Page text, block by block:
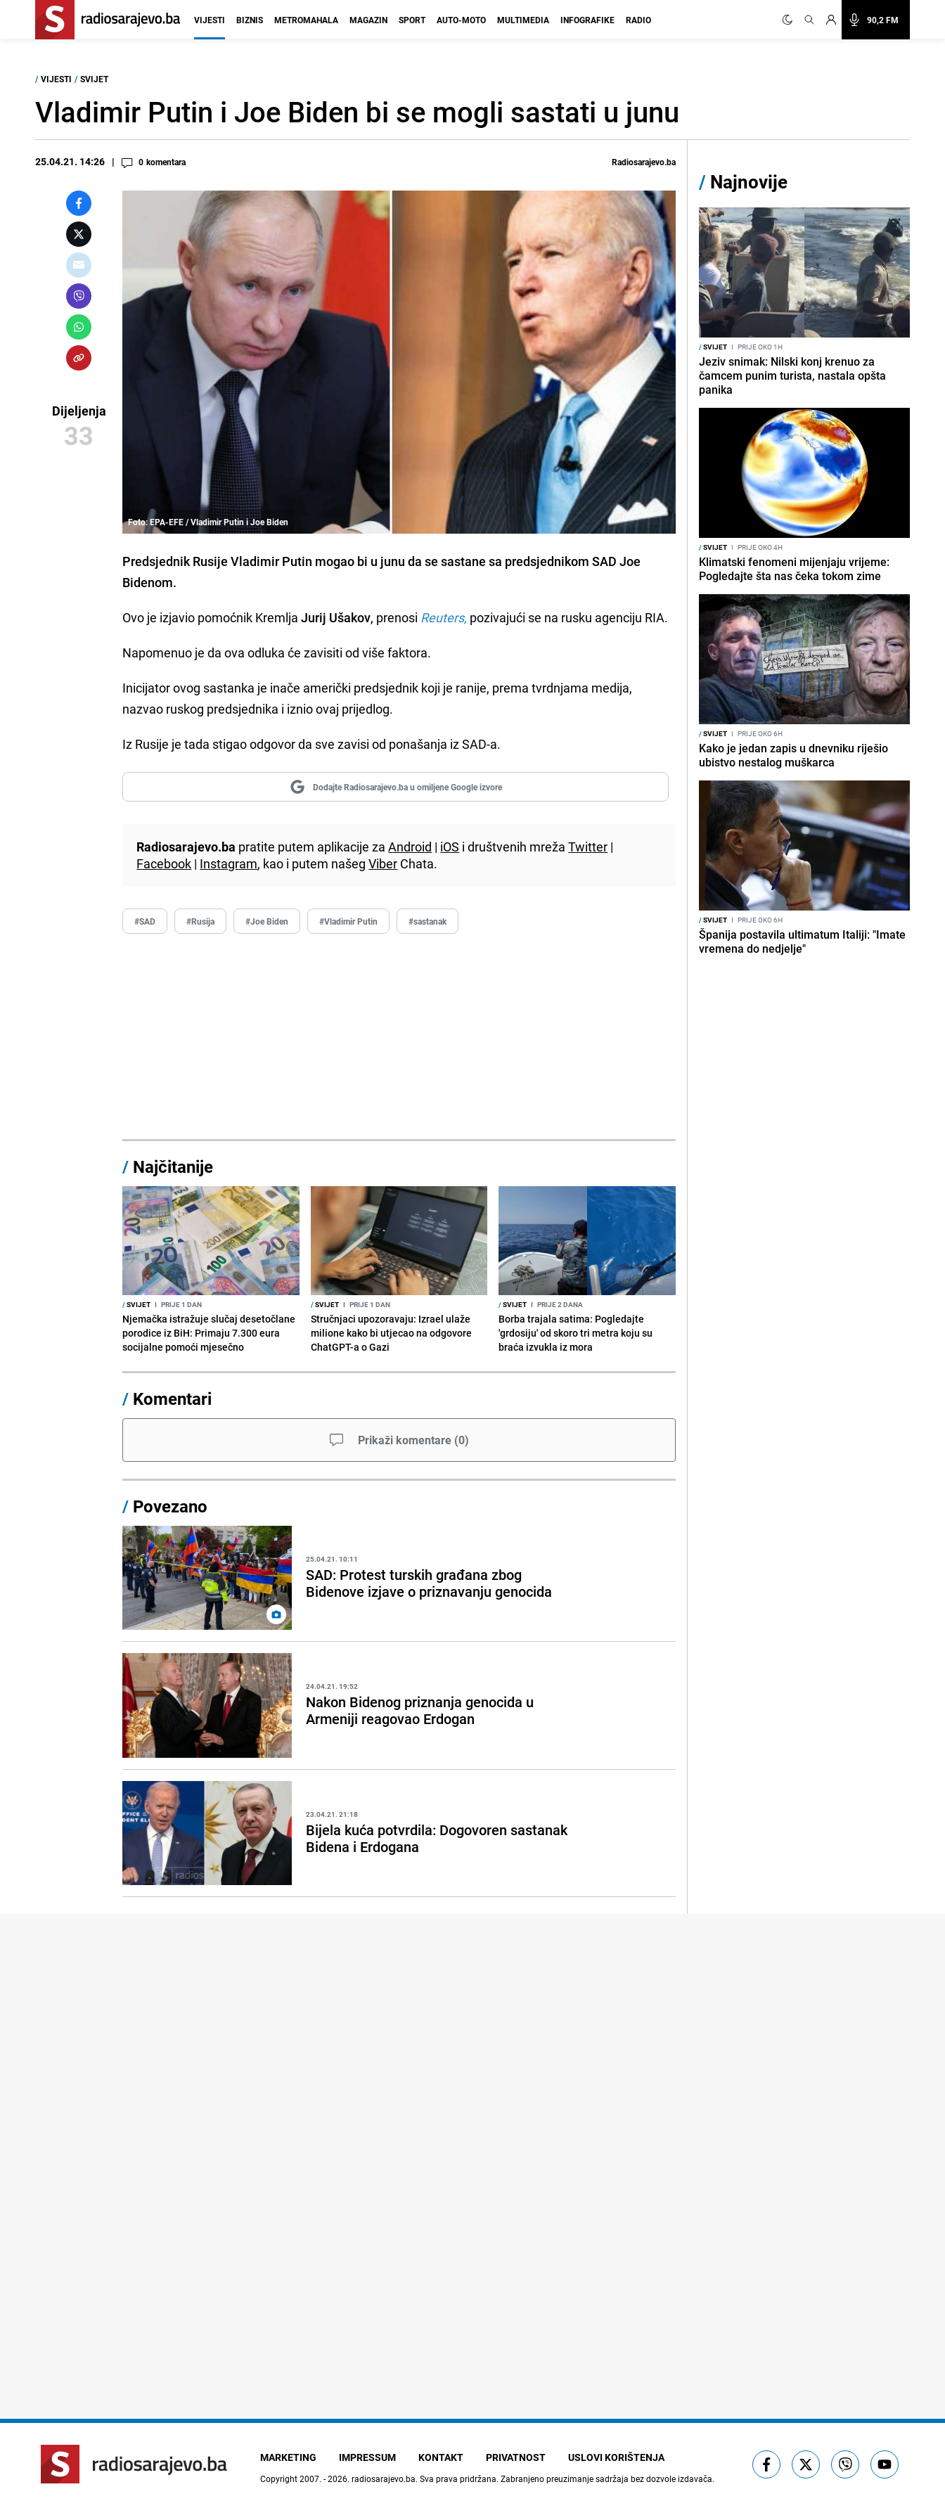
90,2 FM
VIJESTI BIZNIS METROMAHALA MAGAZIN SPORT AUTO-MOTO MULTIMEDIA INFOGRAFIKE RADIO
/ VIJESTI / SVIJET
Vladimir Putin i Joe Biden bi se mogli sastati u junu
25.04.21. 14:26 0 komentara Radiosarajevo.ba
Dijeljenja
33
Foto: EPA-EFE / Vladimir Putin i Joe Biden
Predsjednik RusijeVladimir Putin mogao bi u junu da se sastane sa predsjednikom SADJoe
Bidenom.
Ovo je izjavio pomoćnik KremljaJurij Ušakov, prenosi Reuters, pozivajući se na rusku agenciju RIA.
Napomenuo je da ova odluka će zavisiti od više faktora.
Inicijator ovog sastanka je inače američki predsjednik koji je ranije, prema tvrdnjama medija,
nazvao ruskog predsjednika i iznio ovaj prijedlog.
Iz Rusije je tada stigao odgovor da sve zavisi od ponašanja iz SAD-a.
Dodajte Radiosarajevo.ba u omiljene Google izvore
Radiosarajevo.ba pratite putem aplikacije zaAndroid | iOS i društvenih mrežaTwitter |
Facebook | Instagram, kao i putem našegViber Chata.
#SAD #Rusija #Joe Biden #Vladimir Putin #sastanak
/ Najčitanije
/SVIJET I PRIJE 1 DAN
Njemačka istražuje slučaj desetočlane
porodice iz BiH: Primaju 7.300 eura
socijalne pomoći mjesečno
/SVIJET I PRIJE 1 DAN
Stručnjaci upozoravaju: Izrael ulaže
milione kako bi utjecao na odgovore
ChatGPT-a o Gazi
/SVIJET I PRIJE 2 DANA
Borba trajala satima: Pogledajte
'grdosiju' od skoro tri metra koju su
braća izvukla iz mora
/ Komentari
Prikaži komentare (0)
/ Povezano
25.04.21. 10:11
SAD: Protest turskih građana zbog
Bidenove izjave o priznavanju genocida
24.04.21. 19:52
Nakon Bidenog priznanja genocida u
Armeniji reagovao Erdogan
23.04.21. 21:18
Bijela kuća potvrdila: Dogovoren sastanak
Bidena i Erdogana
/ Najnovije
/SVIJET I PRIJE OKO 1H
Jeziv snimak: Nilski konj krenuo za
čamcem punim turista, nastala opšta
panika
/SVIJET I PRIJE OKO 4H
Klimatski fenomeni mijenjaju vrijeme:
Pogledajte šta nas čeka tokom zime
/SVIJET I PRIJE OKO 6H
Kako je jedan zapis u dnevniku riješio
ubistvo nestalog muškarca
/SVIJET I PRIJE OKO 6H
Španija postavila ultimatum Italiji: "Imate
vremena do nedjelje"
MARKETING IMPRESSUM KONTAKT PRIVATNOST USLOVI KORIŠTENJA
Copyright 2007. - 2026. radiosarajevo.ba. Sva prava pridržana. Zabranjeno preuzimanje sadržaja bez dozvole izdavača.